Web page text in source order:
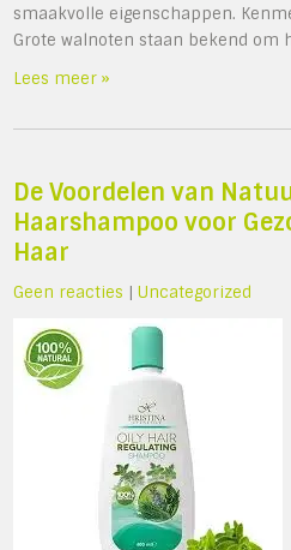
smaakvolle eigenschappen.
Grote walnoten staan bekend om
Lees meer »
De Voordelen van
Haarshampoo voor
Haar
Geen reacties |Uncategorized